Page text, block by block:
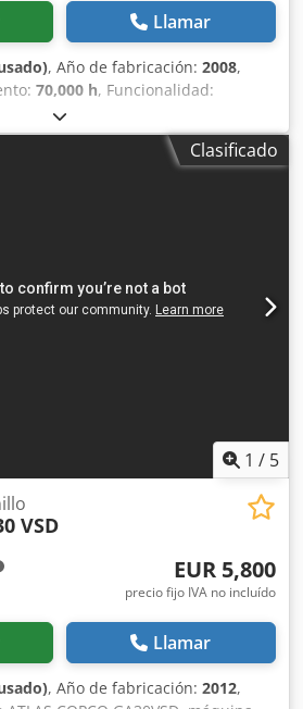
Llamar
, Año de fabricación: 2008,
70,000 h, Funcionalidad:
, número de máquina/vehículo:
976 mm, ancho total:595 mm,
, capacidad del depósito de
- Año: 2008 - Nº de serie:
kW Se vende compresor de
con filtro de aire y calderín de
Clasificado
1 / 5
VSD
EUR 5,800
precio fijo IVA no incluído
Llamar
, Año de fabricación: 2012,